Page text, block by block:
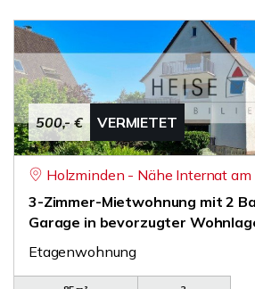
500,- € VERMIETET
Holzminden - Nähe Internat am
3-Zimmer-Mietwohnung mit 2
Garage in bevorzugter
Etagenwohnung